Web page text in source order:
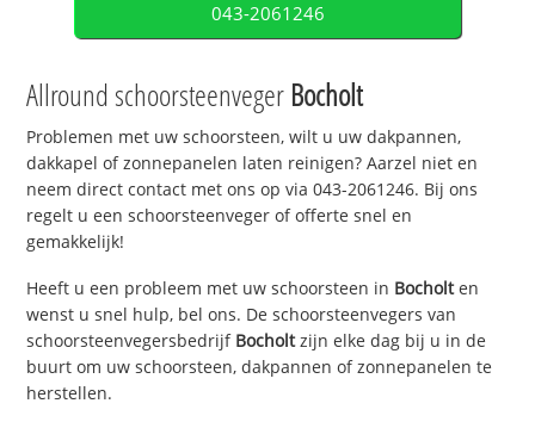
043-2061246
Allround schoorsteenveger Bocholt
Problemen met uw schoorsteen, wilt u uw dakpannen,
dakkapel of zonnepanelen laten reinigen? Aarzel niet en
neem direct contact met ons op via 043-2061246. Bij ons
regelt u een schoorsteenveger of offerte snel en
gemakkelijk!
Heeft u een probleem met uw schoorsteen in Bocholten
wenst u snel hulp, bel ons. De schoorsteenvegers van
schoorsteenvegersbedrijf Bocholtzijn elke dag bij u in de
buurt om uw schoorsteen, dakpannen of zonnepanelen te
herstellen.